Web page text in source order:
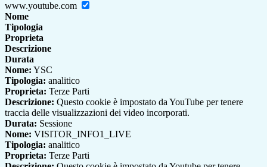
www.youtube.com
Nome
Tipologia
Proprieta
Descrizione
Durata
Nome: YSC
Tipologia: analitico
Proprieta: Terze Parti
Descrizione: Questo cookie è impostato da YouTube per tenere
traccia delle visualizzazioni dei video incorporati.
Durata: Sessione
Nome: VISITOR_INFO1_LIVE
Tipologia: analitico
Proprieta: Terze Parti